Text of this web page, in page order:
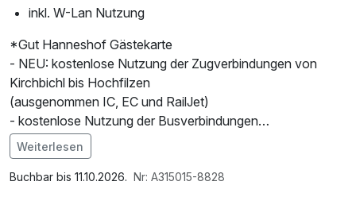
inkl. W-Lan Nutzung
*Gut Hanneshof Gästekarte
- NEU: kostenlose Nutzung der Zugverbindungen von
Kirchbichl bis Hochfilzen
(ausgenommen IC, EC und RailJet)
- kostenlose Nutzung der Busverbindungen
- Kinder- und Wanderprogramm der Region
- Rabatte bei den Bergbahnen St. Johann in Tirol
- Vergünstigter Eintritt in die Hallen- und Freischwimmbäder
Im Angebot enthalten
1 Flasche Mineralwasser, Saunabenutzung, Parkplatz,
Weiterlesen
Buchbar bis 11.10.2026. Nr: A315015-8828